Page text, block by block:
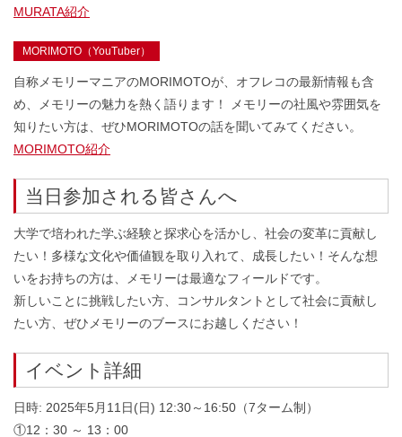
MURATA紹介
MORIMOTO（YouTuber）
自称メモリーマニアのMORIMOTOが、オフレコの最新情報も含
め、メモリーの魅力を熱く語ります！ メモリーの社風や雰囲気を
知りたい方は、ぜひMORIMOTOの話を聞いてみてください。
MORIMOTO紹介
当日参加される皆さんへ
大学で培われた学ぶ経験と探求心を活かし、社会の変革に貢献し
たい！多様な文化や価値観を取り入れて、成長したい！そんな想
いをお持ちの方は、メモリーは最適なフィールドです。
新しいことに挑戦したい方、コンサルタントとして社会に貢献し
たい方、ぜひメモリーのブースにお越しください！
イベント詳細
日時: 2025年5月11日(日) 12:30～16:50（7ターム制）
①12：30 ～ 13：00